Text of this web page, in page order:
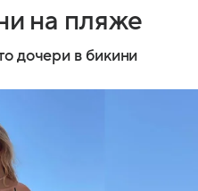
на пляже
дочери в бикини